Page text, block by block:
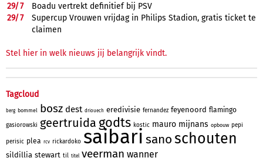
29/7
Boadu vertrekt definitief bij PSV
29/7
Supercup Vrouwen vrijdag in Philips Stadion, gratis ticket te
claimen
Stel hier in welk nieuws jij belangrijk vindt.
Tagcloud
berg bommel bosz dest driouech eredivisie fernandez feyenoord flamingo
gasiorowski geertruida godts kostic mauro mijnans opbouw pepi
perisic plea rcv rickardoko saibari sanoschouten
sildillia stewart til titel veerman wanner